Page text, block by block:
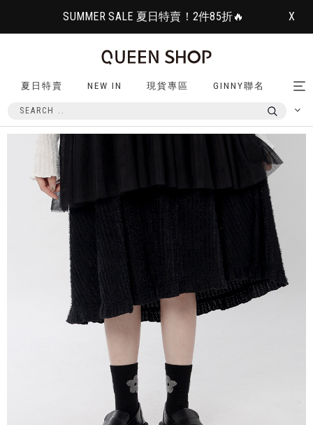
SUMMER SALE 夏日特賣！2件85折🔥 X
夏日特賣 NEW IN 現貨專區 GINNY聯名